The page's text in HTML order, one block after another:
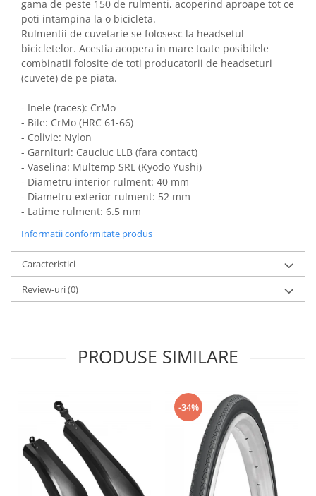
gama de peste 150 de rulmenti, acoperind aproape tot ce
poti intampina la o bicicleta.
Rulmentii de cuvetarie se folosesc la headsetul
bicicletelor. Acestia acopera in mare toate posibilele
combinatii folosite de toti producatorii de headseturi
(cuvete) de pe piata.
- Inele (races): CrMo
- Bile: CrMo (HRC 61-66)
- Colivie: Nylon
- Garnituri: Cauciuc LLB (fara contact)
- Vaselina: Multemp SRL (Kyodo Yushi)
- Diametru interior rulment: 40 mm
- Diametru exterior rulment: 52 mm
- Latime rulment: 6.5 mm
Informatii conformitate produs
Caracteristici
Review-uri(0)
PRODUSE SIMILARE
-34%